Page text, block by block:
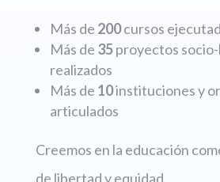
Más de 200cursos
Más de 35proyectos
realizados
Más de 10instituciones y
articulados
Creemos en la educación
de libertad y equidad.